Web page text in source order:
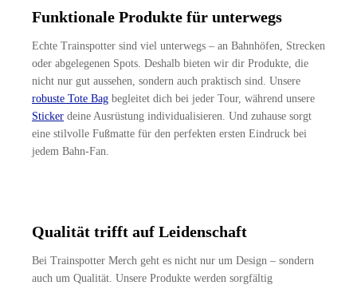
Funktionale Produkte für unterwegs
Echte Trainspotter sind viel unterwegs – an Bahnhöfen, Strecken
oder abgelegenen Spots. Deshalb bieten wir dir Produkte, die
nicht nur gut aussehen, sondern auch praktisch sind. Unsere
robuste Tote Bag begleitet dich bei jeder Tour, während unsere
Sticker deine Ausrüstung individualisieren. Und zuhause sorgt
eine stilvolle Fußmatte für den perfekten ersten Eindruck bei
jedem Bahn-Fan.
Qualität trifft auf Leidenschaft
Bei Trainspotter Merch geht es nicht nur um Design – sondern
auch um Qualität. Unsere Produkte werden sorgfältig